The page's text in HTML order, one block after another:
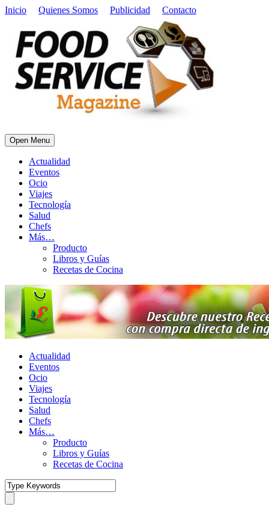
Inicio Quienes Somos Publicidad Contacto
Open Menu
Actualidad
Eventos
Ocio
Viajes
Tecnología
Salud
Chefs
Más…
Producto
Libros y Guías
Recetas de Cocina
Actualidad
Eventos
Ocio
Viajes
Tecnología
Salud
Chefs
Más…
Producto
Libros y Guías
Recetas de Cocina